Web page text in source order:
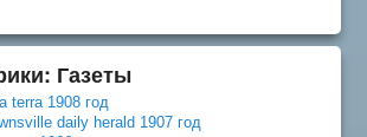
Газеты
terra 1908 год
daily herald 1907 год